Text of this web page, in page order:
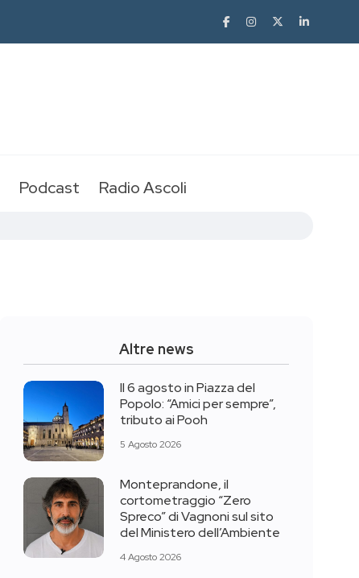
Podcast Radio Ascoli
Altre news
Il 6 agosto in Piazza del
Popolo: “Amici per sempre”,
tributo ai Pooh
5 Agosto 2026
Monteprandone, il
cortometraggio “Zero
Spreco” di Vagnoni sul sito
del Ministero dell’Ambiente
4 Agosto 2026